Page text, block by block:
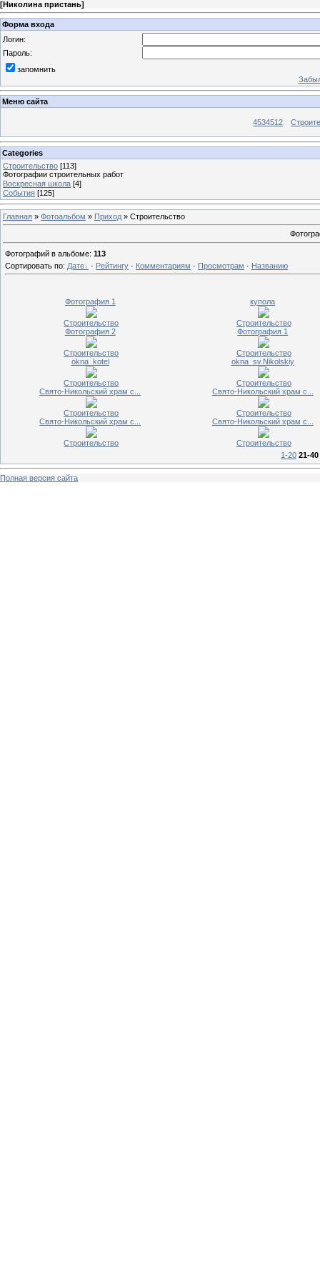
[Николина пристань]
Форма входа
Логин:
Пароль:
запомнить
Меню сайта
4534512
Categories
Строительство [113]
Фотографии строительных работ
Воскресная школа [4]
События [125]
Главная » Фотоальбом » Приход » Строительство
Фотографий в альбоме: 113
Сортировать по: Дате · Рейтингу · Комментариям · Просмотрам · Названию
Фотография 1
Строительство
купола
Строительство
Фотография 2
Строительство
Фотография 1
Строительство
okna_kotel
Строительство
okna_sv.Nikolskiy
Строительство
Свято-Никольский храм с...
Строительство
Свято-Никольский храм с...
Строительство
Свято-Никольский храм с...
Строительство
Свято-Никольский храм с...
Строительство
1-20 21-40
Полная версия сайта